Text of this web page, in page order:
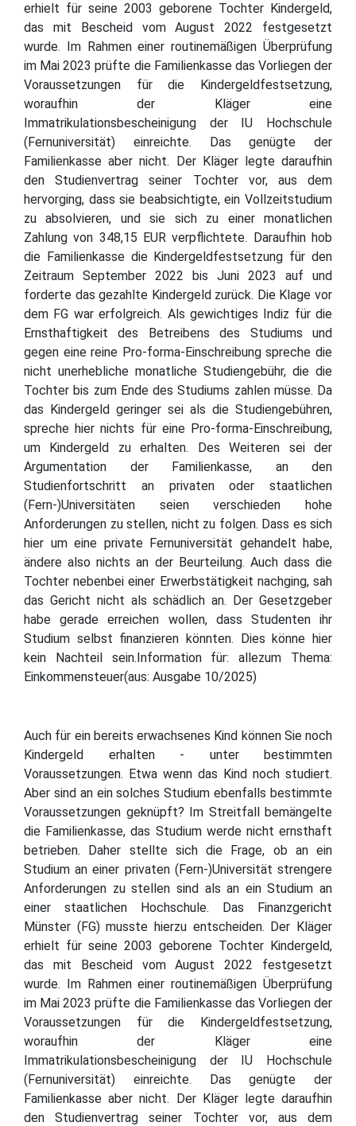
erhielt für seine 2003 geborene Tochter Kindergeld,
das mit Bescheid vom August 2022 festgesetzt
wurde. Im Rahmen einer routinemäßigen Überprüfung
im Mai 2023 prüfte die Familienkasse das Vorliegen der
Voraussetzungen für die Kindergeldfestsetzung,
woraufhin der Kläger eine
Immatrikulationsbescheinigung der IU Hochschule
(Fernuniversität) einreichte. Das genügte der
Familienkasse aber nicht. Der Kläger legte daraufhin
den Studienvertrag seiner Tochter vor, aus dem
hervorging, dass sie beabsichtigte, ein Vollzeitstudium
zu absolvieren, und sie sich zu einer monatlichen
Zahlung von 348,15 EUR verpflichtete. Daraufhin hob
die Familienkasse die Kindergeldfestsetzung für den
Zeitraum September 2022 bis Juni 2023 auf und
forderte das gezahlte Kindergeld zurück. Die Klage vor
dem FG war erfolgreich. Als gewichtiges Indiz für die
Ernsthaftigkeit des Betreibens des Studiums und
gegen eine reine Pro-forma-Einschreibung spreche die
nicht unerhebliche monatliche Studiengebühr, die die
Tochter bis zum Ende des Studiums zahlen müsse. Da
das Kindergeld geringer sei als die Studiengebühren,
spreche hier nichts für eine Pro-forma-Einschreibung,
um Kindergeld zu erhalten. Des Weiteren sei der
Argumentation der Familienkasse, an den
Studienfortschritt an privaten oder staatlichen
(Fern-)Universitäten seien verschieden hohe
Anforderungen zu stellen, nicht zu folgen. Dass es sich
hier um eine private Fernuniversität gehandelt habe,
ändere also nichts an der Beurteilung. Auch dass die
Tochter nebenbei einer Erwerbstätigkeit nachging, sah
das Gericht nicht als schädlich an. Der Gesetzgeber
habe gerade erreichen wollen, dass Studenten ihr
Studium selbst finanzieren könnten. Dies könne hier
kein Nachteil sein.Information für: allezum Thema:
Einkommensteuer(aus: Ausgabe 10/2025)
Auch für ein bereits erwachsenes Kind können Sie noch
Kindergeld erhalten - unter bestimmten
Voraussetzungen. Etwa wenn das Kind noch studiert.
Aber sind an ein solches Studium ebenfalls bestimmte
Voraussetzungen geknüpft? Im Streitfall bemängelte
die Familienkasse, das Studium werde nicht ernsthaft
betrieben. Daher stellte sich die Frage, ob an ein
Studium an einer privaten (Fern-)Universität strengere
Anforderungen zu stellen sind als an ein Studium an
einer staatlichen Hochschule. Das Finanzgericht
Münster (FG) musste hierzu entscheiden. Der Kläger
erhielt für seine 2003 geborene Tochter Kindergeld,
das mit Bescheid vom August 2022 festgesetzt
wurde. Im Rahmen einer routinemäßigen Überprüfung
im Mai 2023 prüfte die Familienkasse das Vorliegen der
Voraussetzungen für die Kindergeldfestsetzung,
woraufhin der Kläger eine
Immatrikulationsbescheinigung der IU Hochschule
(Fernuniversität) einreichte. Das genügte der
Familienkasse aber nicht. Der Kläger legte daraufhin
den Studienvertrag seiner Tochter vor, aus dem